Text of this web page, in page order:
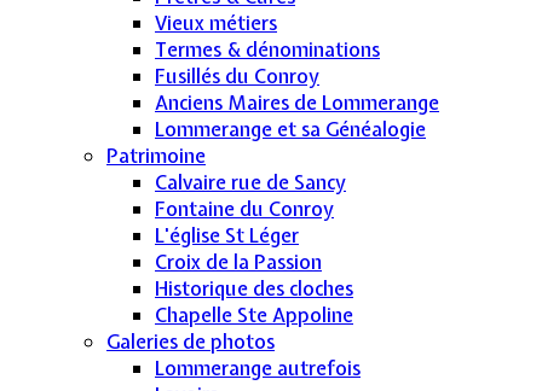
Vieux métiers
Termes & dénominations
Fusillés du Conroy
Anciens Maires de Lommerange
Lommerange et sa Généalogie
Patrimoine
Calvaire rue de Sancy
Fontaine du Conroy
L'église St Léger
Croix de la Passion
Historique des cloches
Chapelle Ste Appoline
Galeries de photos
Lommerange autrefois